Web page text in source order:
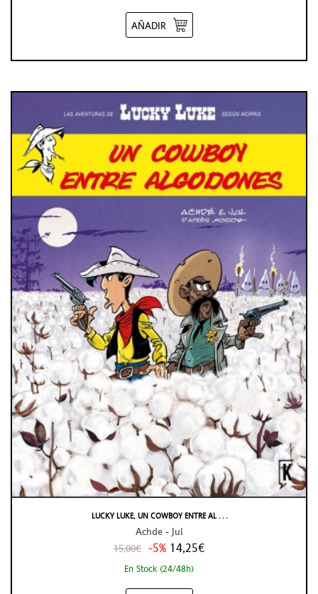
AÑADIR
LUCKY LUKE, UN COWBOY ENTRE AL . . .
Achde - Jul
15,00€ -5% 14,25€
En Stock (24/48h)